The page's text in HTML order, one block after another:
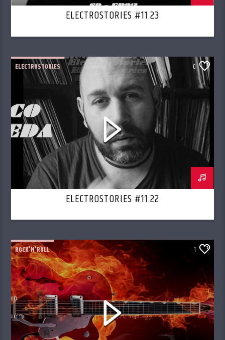
ELECTROSTORIES #11.23
ELECTROSTORIES 0
ELECTROSTORIES #11.22
ROCK'N'ROLL 1